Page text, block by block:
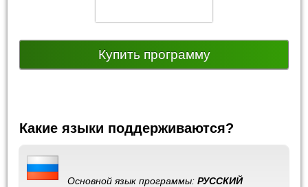
Купить программу
Какие языки поддерживаются?
Основной язык программы:РУССКИЙ